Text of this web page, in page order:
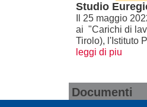
Studio
Il 25 maggio
ai "Carichi di
Tirolo), l'Istituto
leggi di piu
Documenti